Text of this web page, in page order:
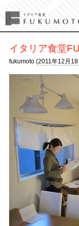
イタリア食堂
fukumoto (2011年12月